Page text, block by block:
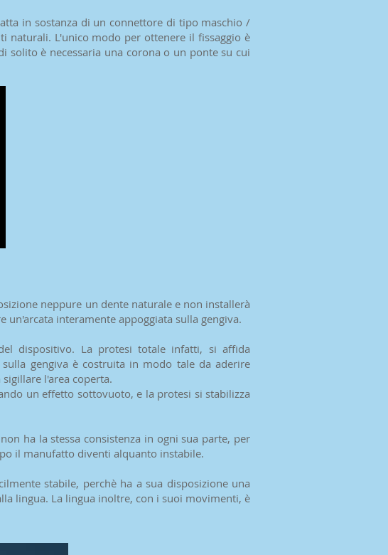
in sostanza di un connettore di tipo maschio /
naturali. L'unico modo per ottenere il fissaggio è
è necessaria una corona o un ponte su cui
neppure un dente naturale e non installerà
interamente appoggiata sulla gengiva.
dispositivo. La protesi totale infatti, si affida
gengiva è costruita in modo tale da aderire
l'area coperta.
un effetto sottovuoto, e la protesi si stabilizza
ha la stessa consistenza in ogni sua parte, per
il manufatto diventi alquanto instabile.
stabile, perchè ha a sua disposizione una
lingua. La lingua inoltre, con i suoi movimenti, è